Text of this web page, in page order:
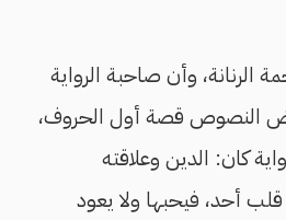
الرنانة، وأن صاحبة الرواية
بعض النصوص قصة أول الحروف،
كان: الدين وعلاقته
أحد، فيحبها ولا يعود